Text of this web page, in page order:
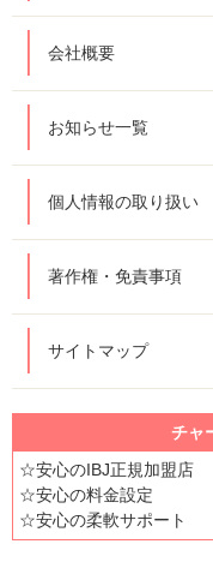
会社概要
お知らせ一覧
個人情報の取り扱い
著作権・免責事項
サイトマップ
チャ
☆安心のIBJ正規加盟店
☆安心の料金設定
☆安心の柔軟サポート